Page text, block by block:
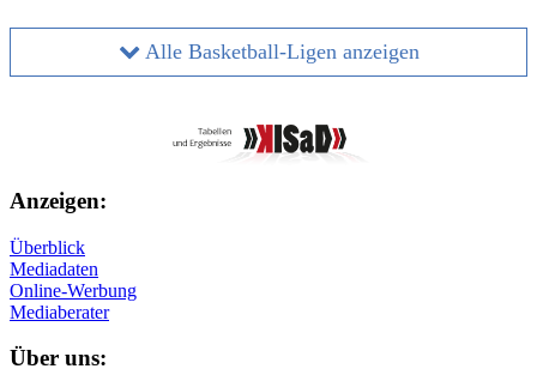
Alle Basketball-Ligen anzeigen
Anzeigen:
Überblick
Mediadaten
Online-Werbung
Mediaberater
Über uns: